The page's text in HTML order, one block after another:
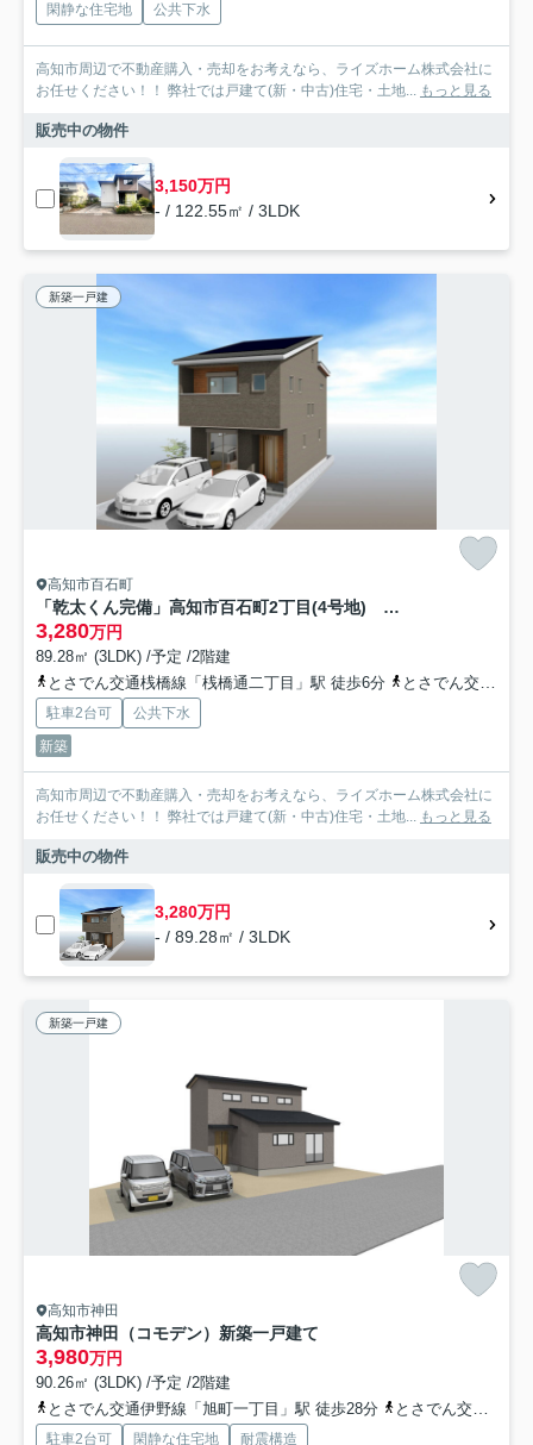
閑静な住宅地 公共下水
高知市周辺で不動産購入・売却をお考えなら、ライズホーム株式会社に
お任せください！！ 弊社では戸建て(新・中古)住宅・土地... もっと見る
販売中の物件
3,150万円
- / 122.55㎡ / 3LDK
新築一戸建
高知市百石町
「乾太くん完備」高知市百石町2丁目(4号地) 新築一戸建て
3,280万円
89.28㎡ (3LDK) /予定 /2階建
とさでん交通桟橋線「桟橋通二丁目」駅 徒歩6分
とさでん交通「コミュニティ住宅前」バス停下車 徒歩2分
駐車2台可
公共下水
新築
高知市周辺で不動産購入・売却をお考えなら、ライズホーム株式会社に
お任せください！！ 弊社では戸建て(新・中古)住宅・土地... もっと見る
販売中の物件
3,280万円
- / 89.28㎡ / 3LDK
新築一戸建
高知市神田
高知市神田（コモデン）新築一戸建て
3,980万円
90.26㎡ (3LDK) /予定 /2階建
とさでん交通伊野線「旭町一丁目」駅 徒歩28分
とさでん交通「吉野川橋」バス停下車 徒歩4分
駐車2台可 閑静な住宅地 耐震構造